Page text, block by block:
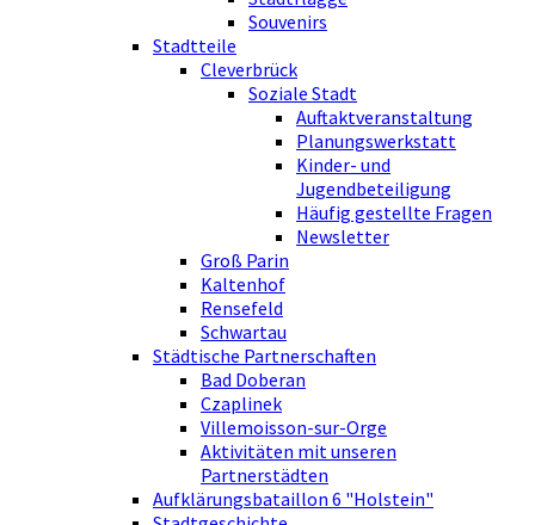
Souvenirs
Stadtteile
Cleverbrück
Soziale Stadt
Auftaktveranstaltung
Planungswerkstatt
Kinder- und
Jugendbeteiligung
Häufig gestellte Fragen
Newsletter
Groß Parin
Kaltenhof
Rensefeld
Schwartau
Städtische Partnerschaften
Bad Doberan
Czaplinek
Villemoisson-sur-Orge
Aktivitäten mit unseren
Partnerstädten
Aufklärungsbataillon 6 "Holstein"